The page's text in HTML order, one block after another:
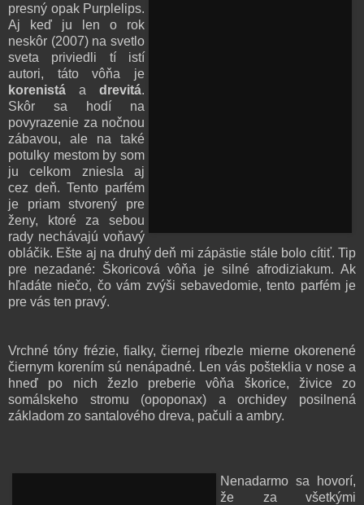
presný opak Purplelips.
Aj keď ju len o rok
neskôr (2007) na svetlo
sveta priviedli tí istí
autori, táto vôňa je
korenistá a drevitá.
Skôr sa hodí na
povyrazenie za nočnou
zábavou, ale na také
potulky mestom by som
ju celkom zniesla aj
cez deň. Tento parfém
je priam stvorený pre
ženy, ktoré za sebou
rady nechávajú voňavý
obláčik. Ešte aj na druhý deň mi zápästie stále bolo cítiť. Tip
pre nezadané: Škoricová vôňa je silné afrodiziakum. Ak
hľadáte niečo, čo vám zvýši sebavedomie, tento parfém je
pre vás ten pravý.
Vrchné tóny frézie, fialky, čiernej ríbezle mierne okorenené
čiernym korením sú nenápadné. Len vás pošteklia v nose a
hneď po nich žezlo preberie vôňa škorice, živice zo
somálskeho stromu (opoponax) a orchidey posilnená
základom zo santalového dreva, pačuli a ambry.
Nenadarmo sa hovorí,
že za všetkými